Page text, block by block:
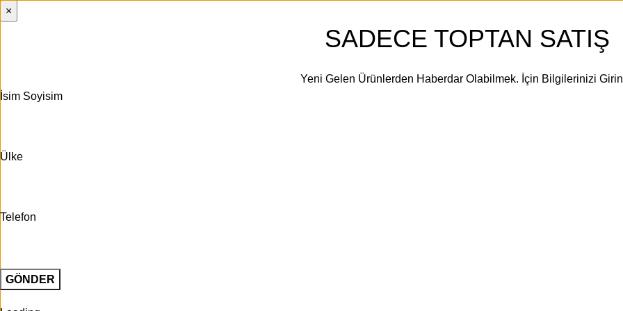
×
SADECE TOPTAN SATIŞ
Yeni Gelen Ürünlerden Haberdar Olabilmek. İçin Bilgilerinizi
İsim Soyisim
Ülke
Telefon